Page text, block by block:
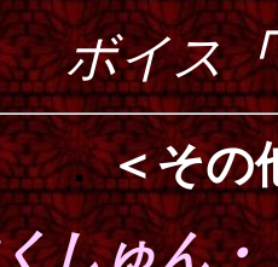
ボイス
．＜その
しゅん